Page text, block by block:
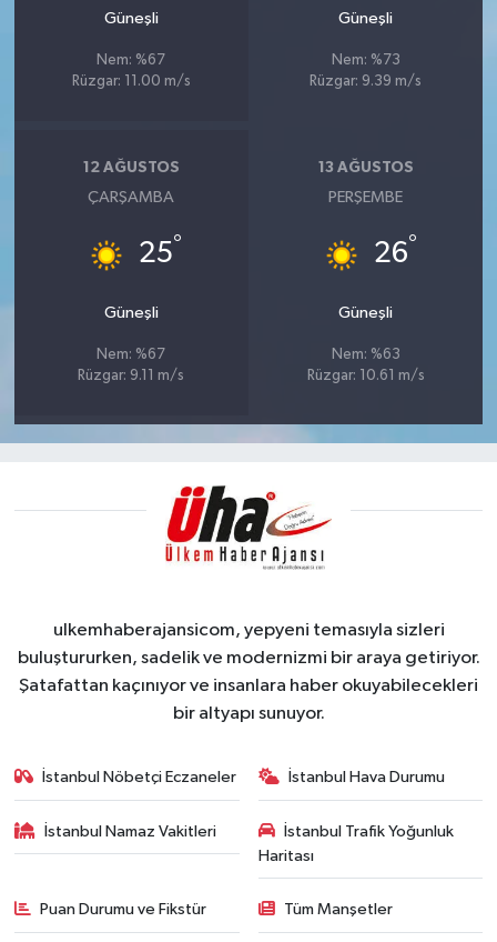
Güneşli
Nem: %67
Rüzgar: 11.00 m/s
Güneşli
Nem: %73
Rüzgar: 9.39 m/s
12 AĞUSTOS
ÇARŞAMBA
25°
Güneşli
Nem: %67
Rüzgar: 9.11 m/s
13 AĞUSTOS
PERŞEMBE
26°
Güneşli
Nem: %63
Rüzgar: 10.61 m/s
ulkemhaberajansicom, yepyeni temasıyla sizleri
buluştururken, sadelik ve modernizmi bir araya getiriyor.
Şatafattan kaçınıyor ve insanlara haber okuyabilecekleri
bir altyapı sunuyor.
İstanbul Nöbetçi Eczaneler İstanbul Hava Durumu
İstanbul Namaz Vakitleri
İstanbul Trafik Yoğunluk
Haritası
Puan Durumu ve Fikstür Tüm Manşetler